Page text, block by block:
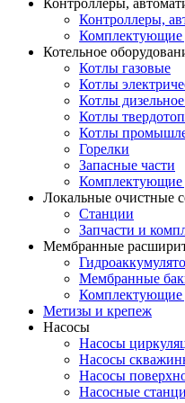
Контроллеры,
Контроллеры,
Комплектующие
Котельное
Котлы газовые
Котлы
Котлы
Котлы
Котлы
Горелки
Запасные части
Комплектующие
Локальные очистные
Станции
Запчасти и
Мембранные
Мембранные
Комплектующие
Метизы и крепеж
Насосы
Насосы
Насосы
Насосы
Насосные